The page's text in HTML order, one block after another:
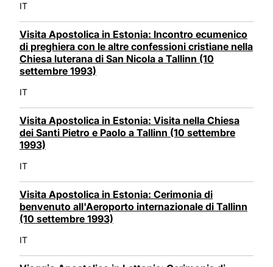
IT
Visita Apostolica in Estonia: Incontro ecumenico
di preghiera con le altre confessioni cristiane nella
Chiesa luterana di San Nicola a Tallinn (10
settembre 1993)
IT
Visita Apostolica in Estonia: Visita nella Chiesa
dei Santi Pietro e Paolo a Tallinn (10 settembre
1993)
IT
Visita Apostolica in Estonia: Cerimonia di
benvenuto all'Aeroporto internazionale di Tallinn
(10 settembre 1993)
IT